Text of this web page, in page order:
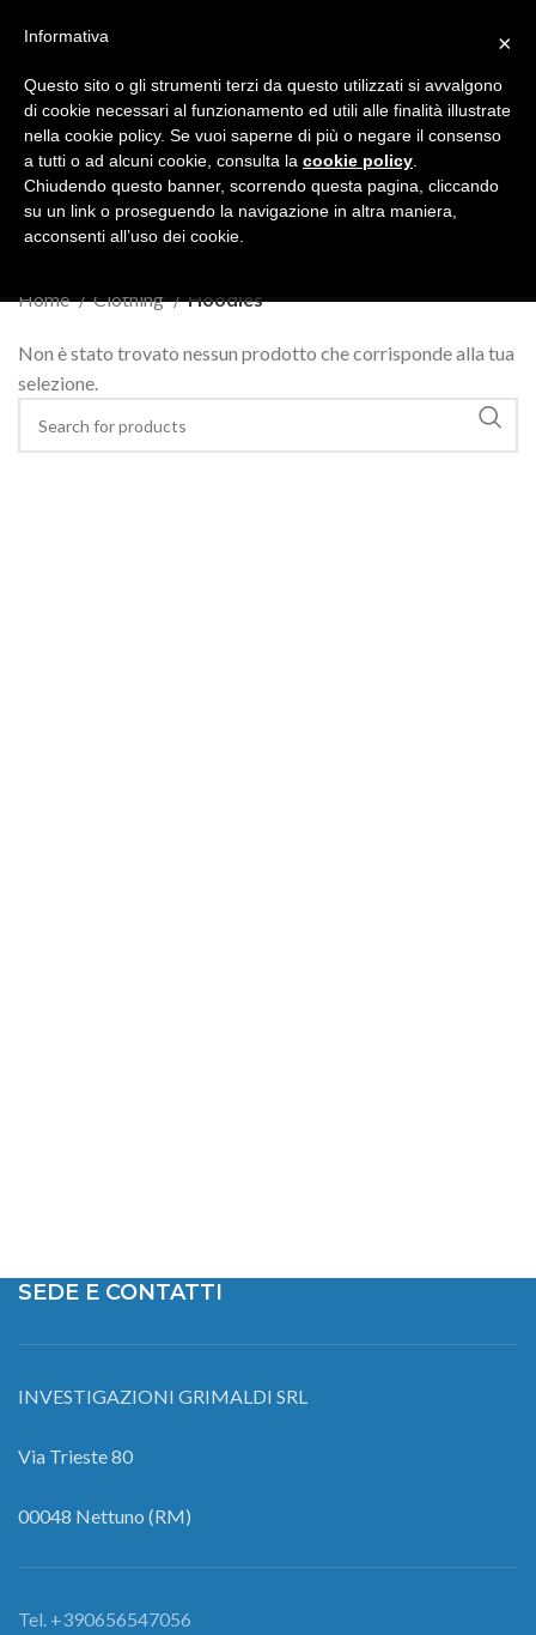
MENU
Hoodies
Home Clothing Hoodies
Non è stato trovato nessun prodotto che corrisponde alla tua
selezione.
SEDE E CONTATTI
INVESTIGAZIONI GRIMALDI SRL
Via Trieste 80
00048 Nettuno (RM)
Tel. +390656547056
×
Informativa
Questo sito o gli strumenti terzi da questo utilizzati si avvalgono
di cookie necessari al funzionamento ed utili alle finalità illustrate
nella cookie policy. Se vuoi saperne di più o negare il consenso
a tutti o ad alcuni cookie, consulta la cookie policy
Chiudendo questo banner, scorrendo questa pagina, cliccando
su un link o proseguendo la navigazione in altra maniera,
acconsenti all’uso dei cookie.